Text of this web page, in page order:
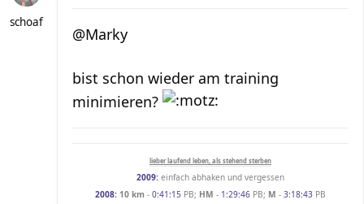
schoaf
@Marky
bist schon wieder am training
minimieren?
lieber laufend leben, als stehend sterben
2009: einfach abhaken und vergessen
2008: 10 km - 0:41:15 PB; HM - 1:29:46 PB; M - 3:18:43 PB